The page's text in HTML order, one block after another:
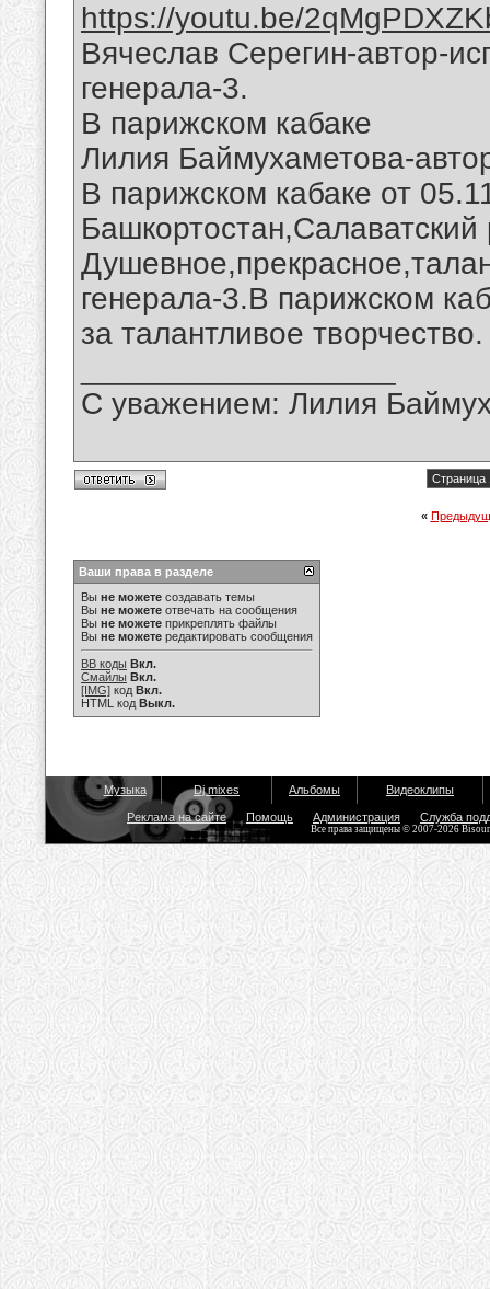
https://youtu.be/
Вячеслав Серегин-автор-
генерала-3.
В парижском кабаке
Лилия Баймухаметова-
В парижском кабаке от
генерала-3.В парижском
за талантливое
С уважением: Лилия
Страница
«
Ваши права в разделе
Вы не можете создавать темы
Вы не можете отвечать на сообщения
Вы не можете прикреплять файлы
Вы не можете редактировать сообщения
BB коды Вкл.
Смайлы Вкл.
[IMG] код Вкл.
HTML код Выкл.
Музыка Dj mixes Альбомы Видеоклипы
Реклама на сайте Помощь Администрация Служба
Все права защищены © 2007-2026